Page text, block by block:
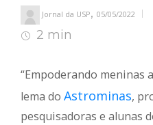
Jornal da USP, 05/05/2022
2 min
“Empoderando meninas
lema do Astrominas,
pesquisadoras e alunas